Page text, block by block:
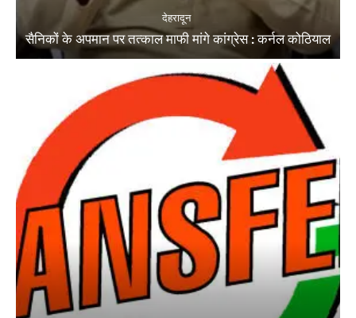
देहरादून
सैनिकों के अपमान पर तत्काल माफी मांगे कांग्रेस : कर्नल कोठियाल